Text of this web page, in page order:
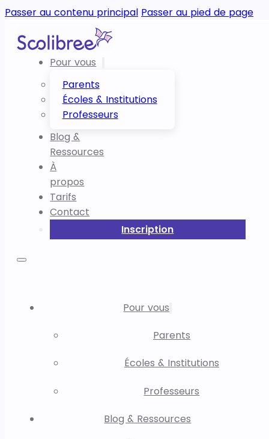
Passer au contenu principal Passer au pied de page
Pour vous
Parents
Écoles & Institutions
Professeurs
Blog &
Ressources
À
propos
Tarifs
Contact
Inscription
Pour vous
Parents
Écoles & Institutions
Professeurs
Blog & Ressources